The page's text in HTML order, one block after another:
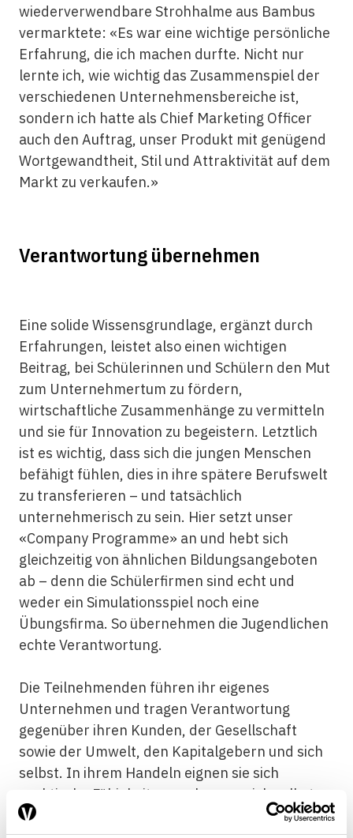
wiederverwendbare Strohhalme aus Bambus
vermarktete: «Es war eine wichtige persönliche
Erfahrung, die ich machen durfte. Nicht nur
lernte ich, wie wichtig das Zusammenspiel der
verschiedenen Unternehmensbereiche ist,
sondern ich hatte als Chief Marketing Officer
auch den Auftrag, unser Produkt mit genügend
Wortgewandtheit, Stil und Attraktivität auf dem
Markt zu verkaufen.»
Verantwortung übernehmen
Eine solide Wissensgrundlage, ergänzt durch
Erfahrungen, leistet also einen wichtigen
Beitrag, bei Schülerinnen und Schülern den Mut
zum Unternehmertum zu fördern,
wirtschaftliche Zusammenhänge zu vermitteln
und sie für Innovation zu begeistern. Letztlich
ist es wichtig, dass sich die jungen Menschen
befähigt fühlen, dies in ihre spätere Berufswelt
zu transferieren – und tatsächlich
unternehmerisch zu sein. Hier setzt unser
«Company Programme» an und hebt sich
gleichzeitig von ähnlichen Bildungsangeboten
ab – denn die Schülerfirmen sind echt und
weder ein Simulationsspiel noch eine
Übungsfirma. So übernehmen die Jugendlichen
echte Verantwortung.
Die Teilnehmenden führen ihr eigenes
Unternehmen und tragen Verantwortung
gegenüber ihren Kunden, der Gesellschaft
sowie der Umwelt, den Kapitalgebern und sich
selbst. In ihrem Handeln eignen sie sich
praktische Fähigkeiten an, lernen, sich selbst
und ihr Unternehmen zu präsentieren, vor